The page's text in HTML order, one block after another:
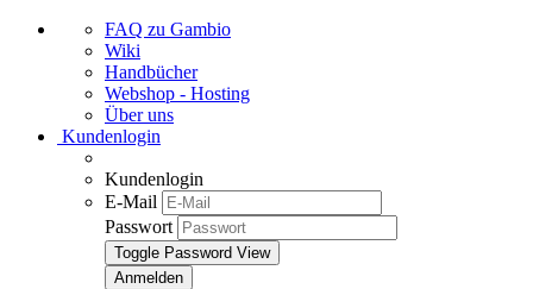
FAQ zu Gambio
Wiki
Handbücher
Webshop - Hosting
Über uns
Kundenlogin
Kundenlogin
E-Mail
Passwort
Toggle Password View